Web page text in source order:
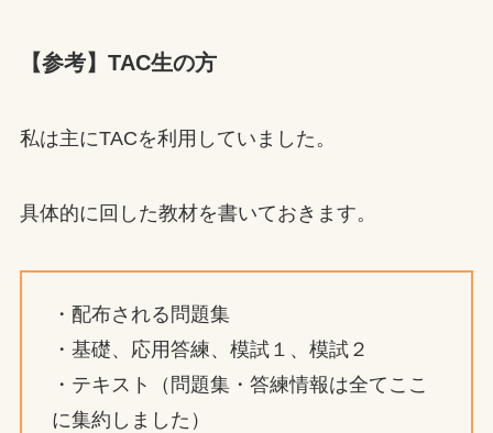
【参考】TAC生の方
私は主にTACを利用していました。
具体的に回した教材を書いておきます。
・配布される問題集
・基礎、応用答練、模試１、模試２
・テキスト（問題集・答練情報は全てここ
に集約しました）